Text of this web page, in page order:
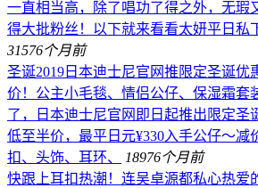
一直相当高，除了唱功了得之外，无瑕
得大批粉丝！以下就来看看太妍平日私
31576个月前
圣诞2019日本迪士尼官网推限定圣诞优
价！公主小毛毯、情侣公仔、保湿霜套
了，日本迪士尼官网即日起推出限定圣
低至半价，最平日元¥330入手公仔～减
扣、头饰、耳环、
18976个月前
快跟上耳扣热潮！连吴卓源都私心热爱